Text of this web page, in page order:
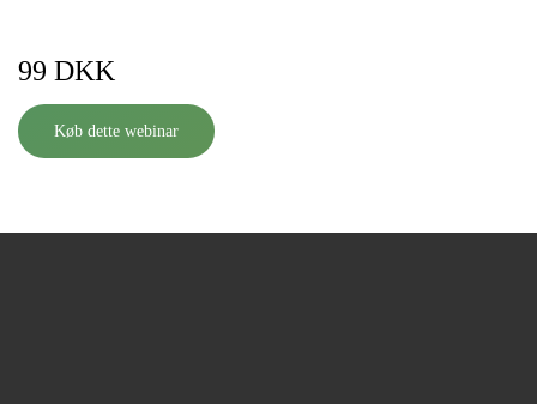
99 DKK
Køb dette webinar